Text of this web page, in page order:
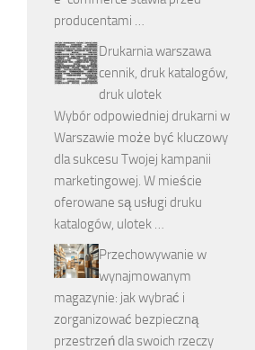
producentami …
Drukarnia warszawa
cennik, druk katalogów,
druk ulotek
Wybór odpowiedniej drukarni w
Warszawie może być kluczowy
dla sukcesu Twojej kampanii
marketingowej. W mieście
oferowane są usługi druku
katalogów, ulotek …
Przechowywanie w
wynajmowanym
magazynie: jak wybrać i
zorganizować bezpieczną
przestrzeń dla swoich rzeczy